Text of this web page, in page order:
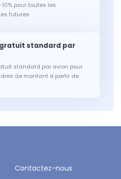
pour toutes les
futures
standard par avion pour
de montant à partir de
Contactez-nous